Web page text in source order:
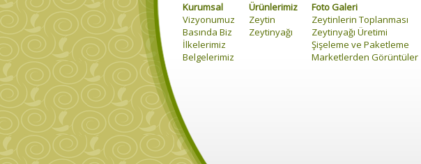
Kurumsal
Vizyonumuz
Basında Biz
İlkelerimiz
Belgelerimiz
Ürünlerimiz
Zeytin
Zeytinyağı
Foto Galeri
Zeytinlerin Toplanması
Zeytinyağı Üretimi
Şişeleme ve Paketleme
Marketlerden Görüntüler